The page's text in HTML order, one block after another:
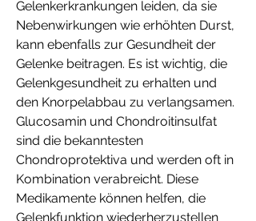
Gelenkerkrankungen leiden, da sie
Nebenwirkungen wie erhöhten Durst,
kann ebenfalls zur Gesundheit der
Gelenke beitragen. Es ist wichtig, die
Gelenkgesundheit zu erhalten und
den Knorpelabbau zu verlangsamen.
Glucosamin und Chondroitinsulfat
sind die bekanntesten
Chondroprotektiva und werden oft in
Kombination verabreicht. Diese
Medikamente können helfen, die
Gelenkfunktion wiederherzustellen